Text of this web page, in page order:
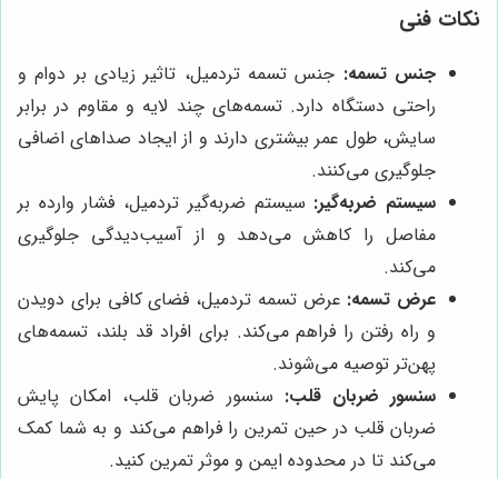
نکات فنی
جنس تسمه: جنس تسمه تردمیل، تاثیر زیادی بر دوام و
راحتی دستگاه دارد. تسمه‌های چند لایه و مقاوم در برابر
سایش، طول عمر بیشتری دارند و از ایجاد صداهای اضافی
جلوگیری می‌کنند.
سیستم ضربه‌گیر: سیستم ضربه‌گیر تردمیل، فشار وارده بر
مفاصل را کاهش می‌دهد و از آسیب‌دیدگی جلوگیری
می‌کند.
عرض تسمه: عرض تسمه تردمیل، فضای کافی برای دویدن
و راه رفتن را فراهم می‌کند. برای افراد قد بلند، تسمه‌های
پهن‌تر توصیه می‌شوند.
سنسور ضربان قلب: سنسور ضربان قلب، امکان پایش
ضربان قلب در حین تمرین را فراهم می‌کند و به شما کمک
می‌کند تا در محدوده ایمن و موثر تمرین کنید.